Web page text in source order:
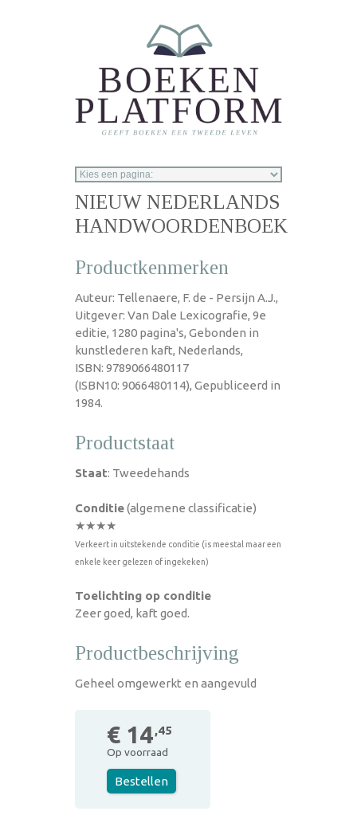
NIEUW NEDERLANDS
HANDWOORDENBOEK
Productkenmerken
Auteur: Tellenaere, F. de - Persijn A.J.,
Uitgever: Van Dale Lexicografie, 9e
editie, 1280 pagina's, Gebonden in
kunstlederen kaft, Nederlands,
ISBN: 9789066480117
(ISBN10: 9066480114), Gepubliceerd in
1984.
Productstaat
Staat: Tweedehands
Conditie(algemene classificatie)
★★★★
Verkeert in uitstekende conditie (is meestal maar een
enkele keer gelezen of ingekeken)
Toelichting op conditie
Zeer goed, kaft goed.
Productbeschrijving
Geheel omgewerkt en aangevuld
€ 14,45
Op voorraad
Bestellen